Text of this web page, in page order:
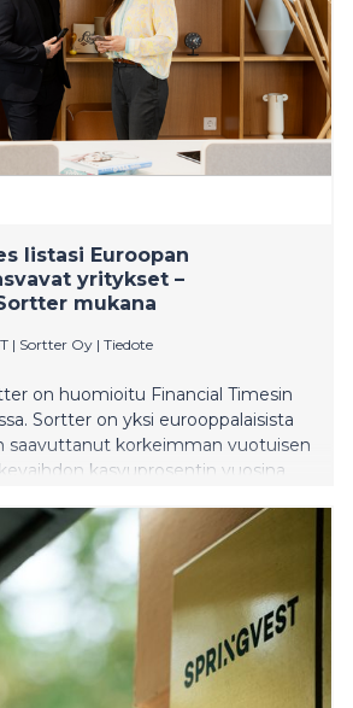
listasi Euroopan
yritykset –
mukana
| Sortter Oy | Tiedote
on huomioitu Financial Timesin
Sortter on yksi eurooppalaisista
saavuttanut korkeimman vuotuisen
kasvuprosentin vuosina